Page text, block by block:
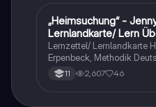
Deutsch
„Heimsuchung“ -
Lernlandkarte/ Lern
Lernzettel/ Lernlandkarte
Erpenbeck, Methodik
11 2,607 46